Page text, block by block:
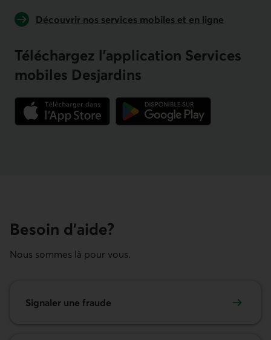
Découvrir nos services mobiles et en ligne
Téléchargez l’application Services
mobiles Desjardins
Besoin d’aide?
Nous sommes là pour vous.
Signaler une fraude